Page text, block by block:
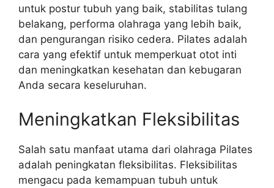
untuk postur tubuh yang baik, stabilitas tulang
belakang, performa olahraga yang lebih baik,
dan pengurangan risiko cedera. Pilates adalah
cara yang efektif untuk memperkuat otot inti
dan meningkatkan kesehatan dan kebugaran
Anda secara keseluruhan.
Meningkatkan Fleksibilitas
Salah satu manfaat utama dari olahraga Pilates
adalah peningkatan fleksibilitas. Fleksibilitas
mengacu pada kemampuan tubuh untuk